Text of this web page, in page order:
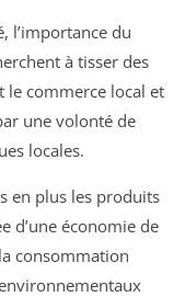
l’importance du
à tisser des
le commerce local et
une volonté de
locales.
en plus les produits
d’une économie de
consommation